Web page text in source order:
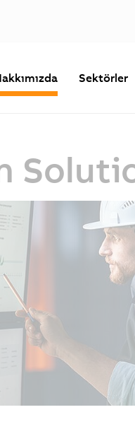
Sektörler